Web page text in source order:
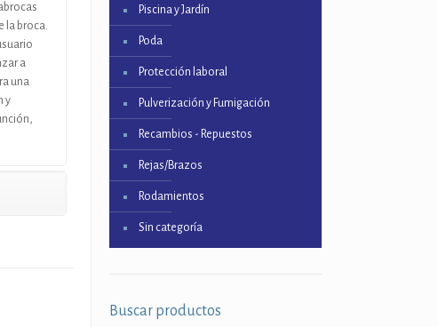
la broca.
a
una
y
Piscina y Jardín
Poda
Protección laboral
Pulverización y Fumigación
Recambios - Repuestos
Rejas/Brazos
Rodamientos
Sin categoría
Buscar productos